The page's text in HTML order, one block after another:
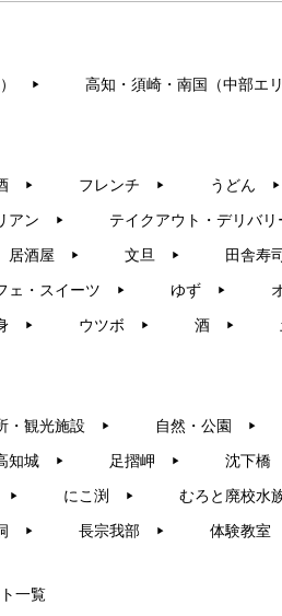
▶︎ 高知・須崎・南国（中部エリ
▶︎ フレンチ ▶︎ うどん ▶︎
アン ▶︎ テイクアウト・デリバリ
居酒屋 ▶︎ 文旦 ▶︎ 田舎寿司
ェ・スイーツ ▶︎ ゆず ▶︎
▶︎ ウツボ ▶︎ 酒 ▶︎
・観光施設 ▶︎ 自然・公園 ▶︎
知城 ▶︎ 足摺岬 ▶︎ 沈下橋
▶︎ にこ渕 ▶︎ むろと廃校水
▶︎ 長宗我部 ▶︎ 体験教室
一覧